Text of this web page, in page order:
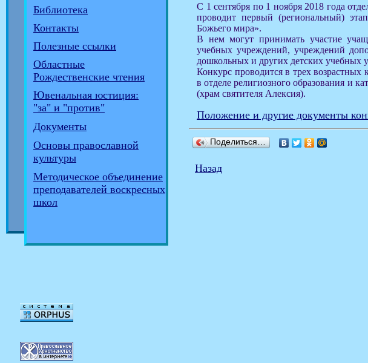
Библиотека
Контакты
Полезные ссылки
Областные
Рождественские чтения
Ювенальная юстиция:
"за" и "против"
Документы
Основы православной
культуры
Методическое объединение
преподавателей воскресных
школ
С 1 сентября по 1 ноября 2018 года
проводит первый (региональный)
Божьего мира».
В нем могут принимать участие
учебных учреждений, учреждений
дошкольных и других детских учебных
Конкурс проводится в трех возрастных
в отделе религиозного образования и
(храм святителя Алексия).
Положение и другие документы
Поделиться…
Назад